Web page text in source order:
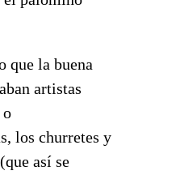
que la buena
artistas
o
los churretes y
así se